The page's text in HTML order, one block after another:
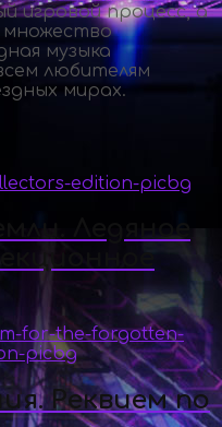
игровой процесс, а
множество
музыка
любителям
мирах.
Ледяное
Реквием по